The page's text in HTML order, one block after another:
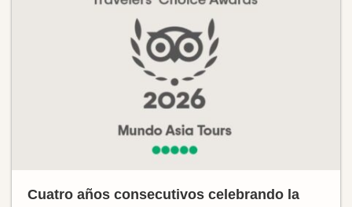
Cuatro años consecutivos celebrando la